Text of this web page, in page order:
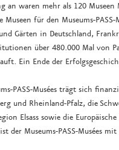
an waren mehr als 120
Museen für den Museums-
Gärten in Deutschland,
über 480.000 Mal von
Ein Ende der
PASS-Musées trägt sich
und Rheinland-Pfalz, die
Elsass sowie die
der Museums-PASS-Musées